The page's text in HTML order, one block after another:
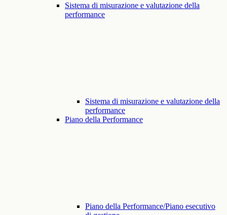
Sistema di misurazione e valutazione della
performance
Sistema di misurazione e valutazione della
performance
Piano della Performance
Piano della Performance/Piano esecutivo